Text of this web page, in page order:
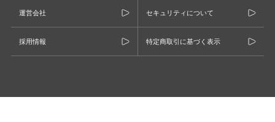
運営会社 セキュリティについて
採用情報 特定商取引に基づく表示